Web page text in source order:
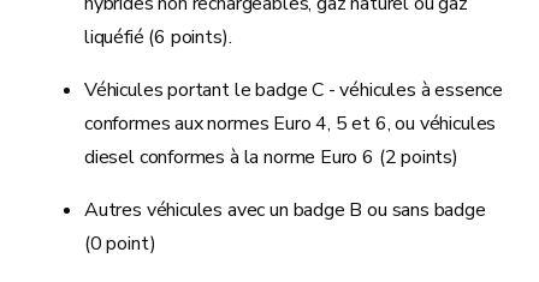
liquéfié (6 points).
Véhicules portant le badge C - véhicules à essence
conformes aux normes Euro 4, 5 et 6, ou véhicules
diesel conformes à la norme Euro 6 (2 points)
Autres véhicules avec un badge B ou sans badge
(0 point)